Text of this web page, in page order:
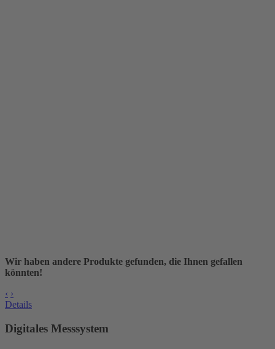
Wir haben andere Produkte gefunden, die Ihnen gefallen
könnten!
‹ ›
Details
Digitales Messsystem